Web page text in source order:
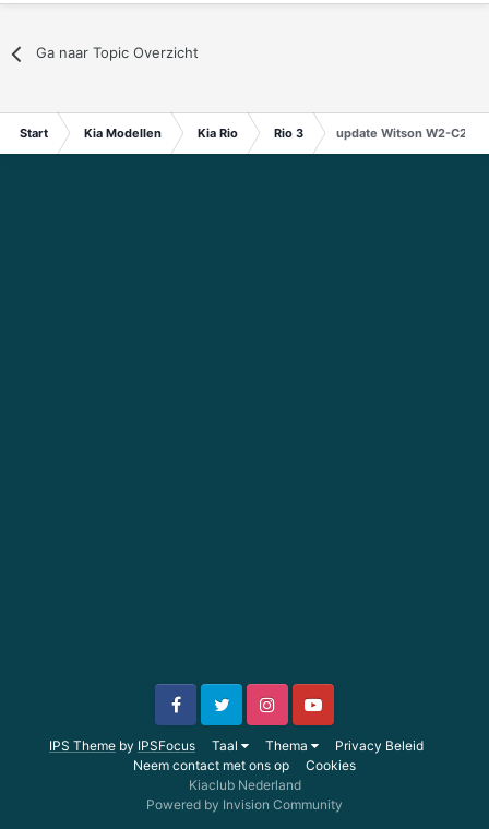
Ga naar Topic Overzicht
Start Kia Modellen Kia Rio Rio 3 update Witson W2-C204
IPS Theme by IPSFocus Taal Thema
Privacy Beleid
Neem contact met ons op
Cookies
Kiaclub Nederland
Powered by Invision Community